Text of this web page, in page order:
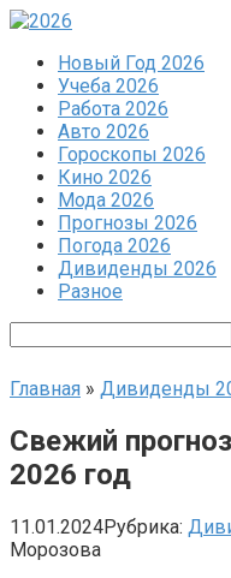
Перейти
контентуНовый Год 2026
Учеба 2026
Работа 2026
Авто 2026
Гороскопы 2026
Кино 2026
Мода 2026
Прогнозы 2026
Погода 2026
Дивиденды 2026
Разное
Главная » Дивиденды
Свежий
2026 год
11.01.2024Рубрика:
Морозова